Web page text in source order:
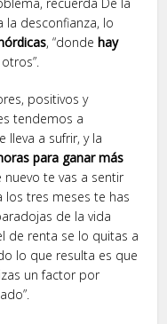
la desconfianza, lo
, “dondehay
positivos y
tendemos a
a sufrir, y la
para ganar más
te vas a sentir
tres meses te has
de la vida
de renta se lo quitas a
lo que resulta es que
un factor por